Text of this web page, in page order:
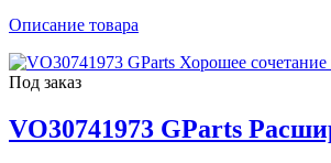
Описание товара
Под заказ
VO30741973 GParts